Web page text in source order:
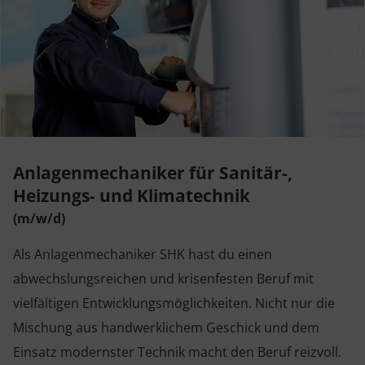
Anlagenmechaniker für Sanitär-,
Heizungs- und Klimatechnik
(m/w/d)
Als Anlagenmechaniker SHK hast du einen
abwechslungsreichen und krisenfesten Beruf mit
vielfältigen Entwicklungsmöglichkeiten. Nicht nur die
Mischung aus handwerklichem Geschick und dem
Einsatz modernster Technik macht den Beruf reizvoll.